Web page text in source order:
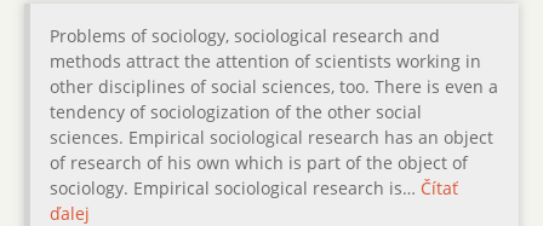
Problems of sociology, sociological research and
methods attract the attention of scientists working in
other disciplines of social sciences, too. There is even a
tendency of sociologization of the other social
sciences. Empirical sociological research has an object
of research of his own which is part of the object of
sociology. Empirical sociological research is… Čítať
ďalej